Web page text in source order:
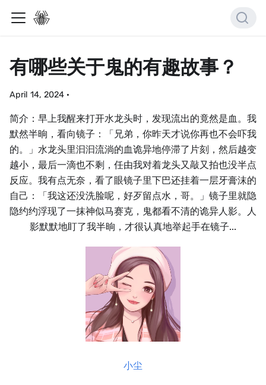
有哪些关于鬼的有趣故事？
April 14, 2024 ·
简介：早上我醒来打开水龙头时，发现流出的竟然是血。我
默然半晌，看向镜子：「兄弟，你昨天才说你再也不会吓我
的。」水龙头里汩汩流淌的血诡异地停滞了片刻，然后越变
越小，最后一滴也不剩，任由我对着龙头又敲又拍也没半点
反应。我有点无奈，看了眼镜子里下巴还挂着一层牙膏沫的
自己：「我这还没洗脸呢，好歹留点水，哥。」镜子里就隐
隐约约浮现了一抹神似马赛克，鬼都看不清的诡异人影。人
影默默地盯了我半晌，才很认真地举起手在镜子...
小尘